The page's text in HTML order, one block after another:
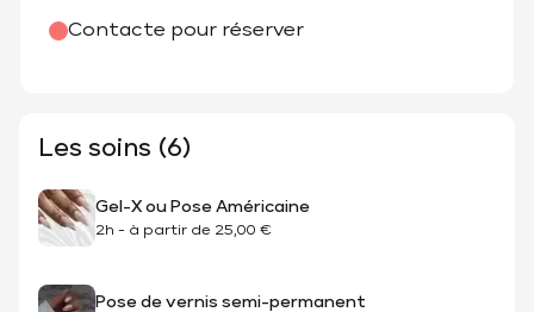
Contacte pour réserver
@beya.paris
Les soins (6)
Gel-X ou Pose Américaine
2h - à partir de 25,00 €
Pose de vernis semi-permanent